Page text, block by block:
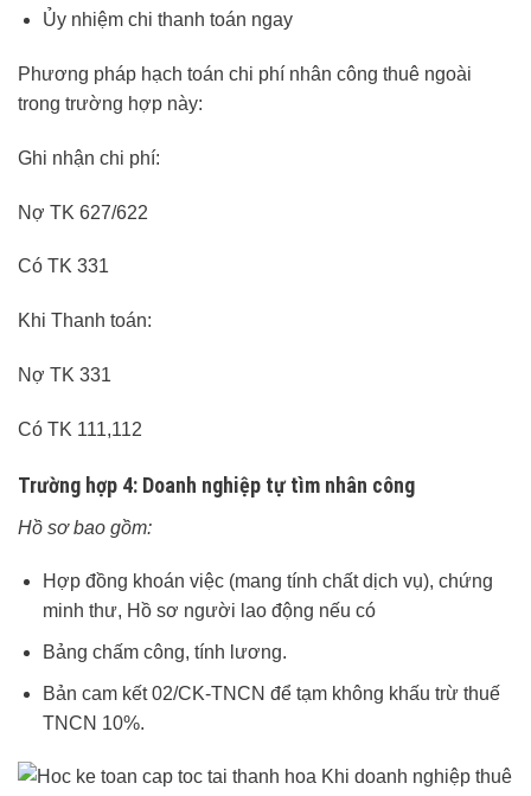
Ủy nhiệm chi thanh toán ngay
Phương pháp hạch toán chi phí nhân công thuê ngoài
trong trường hợp này:
Ghi nhận chi phí:
Nợ TK 627/622
Có TK 331
Khi Thanh toán:
Nợ TK 331
Có TK 111,112
Trường hợp 4: Doanh nghiệp tự tìm nhân công
Hồ sơ bao gồm:
Hợp đồng khoán việc (mang tính chất dịch vụ), chứng
minh thư, Hồ sơ người lao động nếu có
Bảng chấm công, tính lương.
Bản cam kết 02/CK-TNCN để tạm không khấu trừ thuế
TNCN 10%.